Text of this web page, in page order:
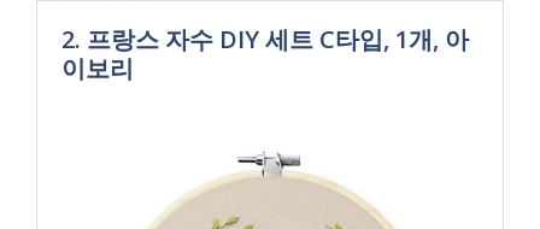
2. 프랑스 자수 DIY 세트 C타입, 1개, 아
이보리